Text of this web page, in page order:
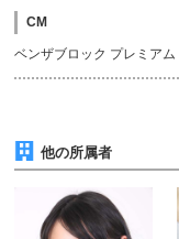
CM
ベンザブロック プレミアム
他の所属者